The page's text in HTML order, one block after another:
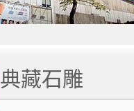
典藏石雕